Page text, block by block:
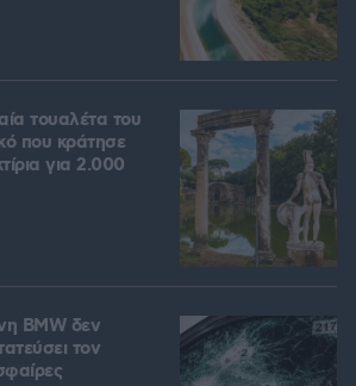
τουαλέτα του
που κράτησε
για 2.000
BMW δεν
τον